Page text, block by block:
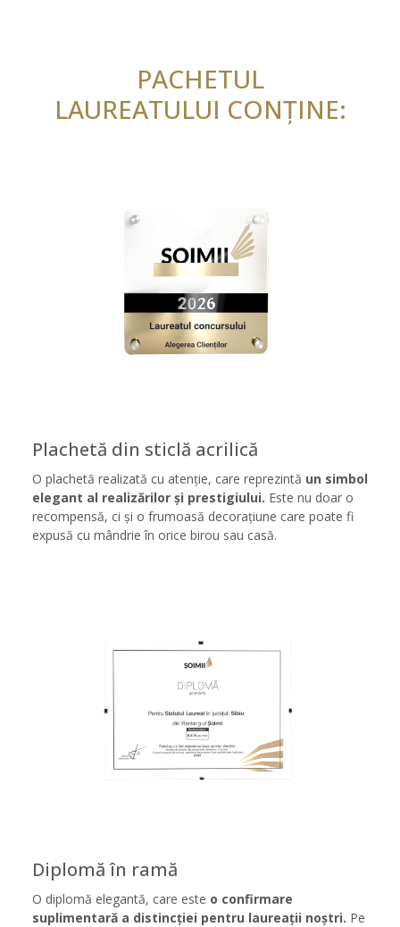
PACHETUL
LAUREATULUI CONȚINE:
Plachetă din sticlă acrilică
O plachetă realizată cu atenție, care reprezintă un simbol
elegant al realizărilor și prestigiului. Este nu doar o
recompensă, ci și o frumoasă decorațiune care poate fi
expusă cu mândrie în orice birou sau casă.
Diplomă în ramă
O diplomă elegantă, care este o confirmare
suplimentară a distincției pentru laureații noștri. Pe